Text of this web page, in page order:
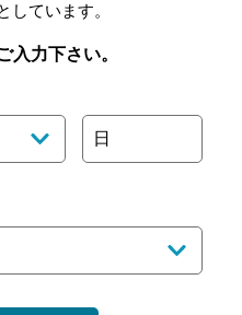
Ｊ
飲めるお酒
しています。
入力下さい。
日